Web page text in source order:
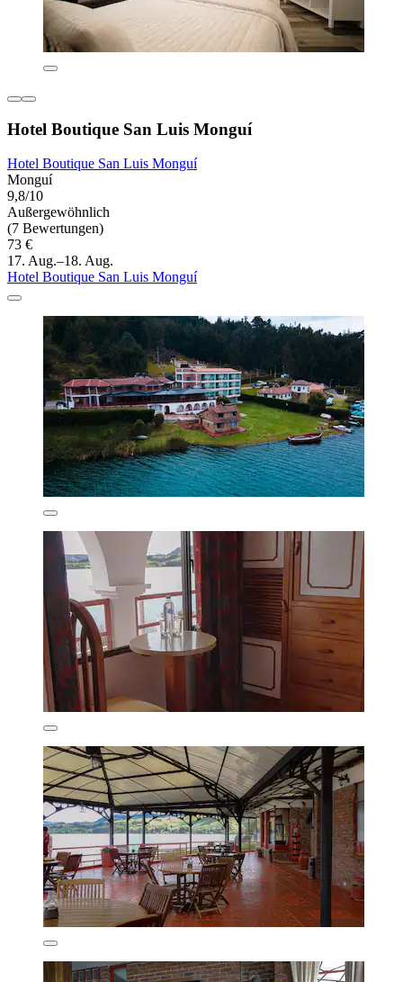
Hotel Boutique San Luis Monguí
Hotel Boutique San Luis Monguí
Monguí
9,8/10
Außergewöhnlich
(7 Bewertungen)
73 €
17. Aug.–18. Aug.
Hotel Boutique San Luis Monguí